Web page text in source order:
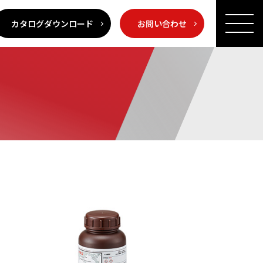
カタログダウンロード お問い合わせ